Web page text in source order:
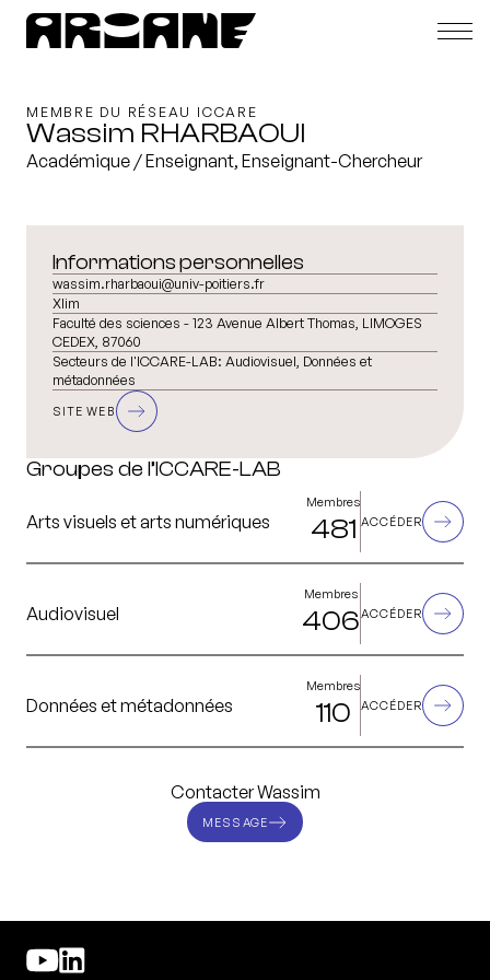
MEMBRE DU RÉSEAU ICCARE
Wassim RHARBAOUI
Académique / Enseignant, Enseignant-Chercheur
Informations personnelles
wassim.rharbaoui@univ-poitiers.fr
Xlim
Faculté des sciences - 123 Avenue Albert Thomas, LIMOGES
CEDEX, 87060
Secteurs de l'ICCARE-LAB: Audiovisuel, Données et
métadonnées
SITE WEB
Groupes de l’ICCARE-LAB
Arts visuels et arts numériques
Membres
481 ACCÉDER
Audiovisuel
Membres
406ACCÉDER
Données et métadonnées
Membres
110 ACCÉDER
Contacter Wassim
MESSAGE